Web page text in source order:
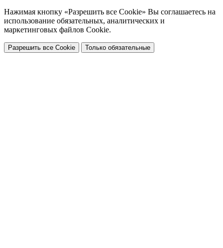
Нажимая кнопку «Разрешить все Cookie» Вы соглашаетесь на
использование обязательных, аналитических и
маркетинговых файлов Cookie.
Разрешить все Cookie Только обязательные